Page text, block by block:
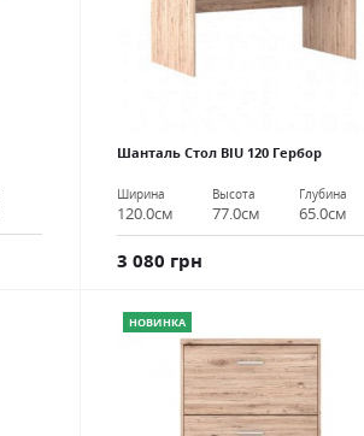
Шанталь Стол BIU 120 Гербор
Ширина
120.0см
Высота
77.0см
Глубина
65.0см
3 080 грн
НОВИНКА